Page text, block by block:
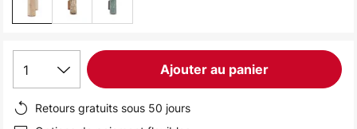
1 Ajouter au panier
Retours gratuits sous 50 jours